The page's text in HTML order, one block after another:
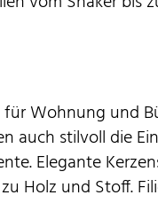
Wohnung und
auch stilvoll die
Elegante
Holz und Stoff.